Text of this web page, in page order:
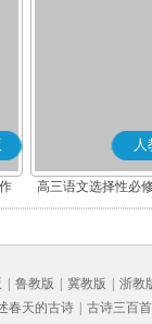
人
高三语文选择性必
编版)
鲁教版 冀教版
浙教
春天的古诗 古诗三百首